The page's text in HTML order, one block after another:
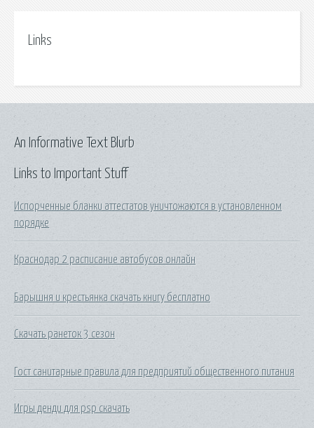
Links
Links to Important Stuff
Испорченные бланки аттестатов уничтожаются в установленном
порядке
Краснодар 2 расписание автобусов онлайн
Барышня и крестьянка скачать книгу бесплатно
Скачать ранеток 3 сезон
Гост санитарные правила для предприятий общественного питания
Игры денди для psp скачать
An Informative Text Blurb